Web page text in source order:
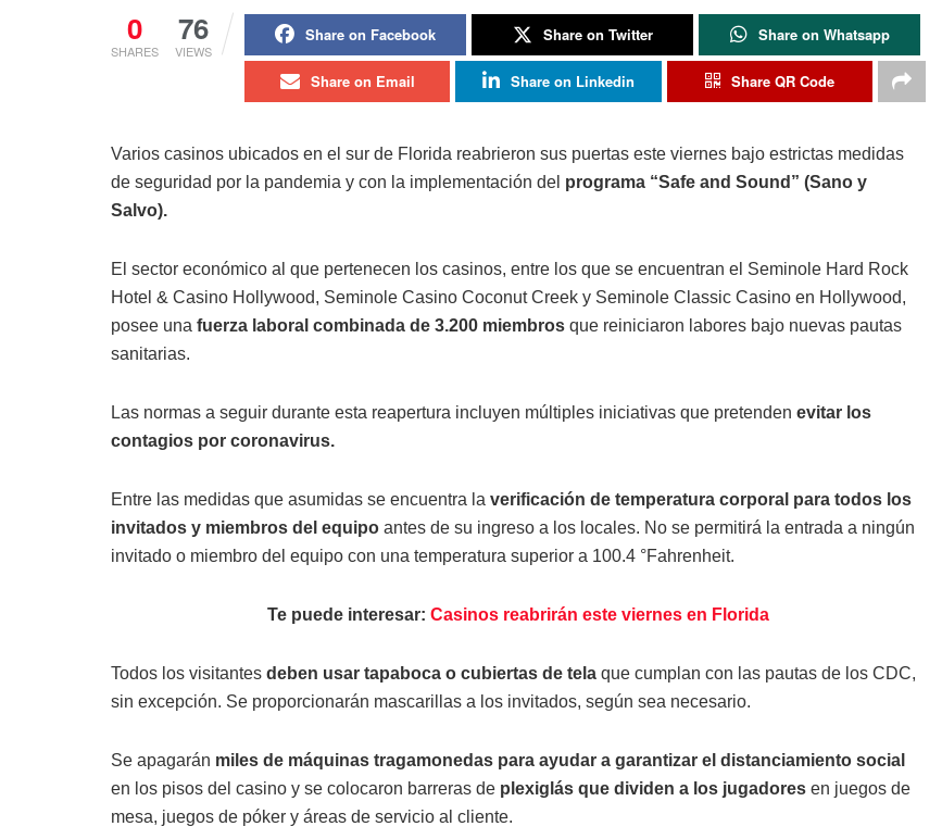
0
SHARES
76
VIEWS
Share on Facebook Share on Twitter Share on Whatsapp
Share on Email Share on Linkedin Share QR Code
Varios casinos ubicados en el sur de Florida reabrieron sus puertas este viernes bajo estrictas medidas
de seguridad por la pandemia y con la implementación del programa “Safe and Sound” (Sano y
Salvo).
El sector económico al que pertenecen los casinos, entre los que se encuentran el Seminole Hard Rock
Hotel & Casino Hollywood, Seminole Casino Coconut Creek y Seminole Classic Casino en Hollywood,
posee una fuerza laboral combinada de 3.200 miembros que reiniciaron labores bajo nuevas pautas
sanitarias.
Las normas a seguir durante esta reapertura incluyen múltiples iniciativas que pretenden evitar los
contagios por coronavirus.
Entre las medidas que asumidas se encuentra la verificación de temperatura corporal para todos los
invitados y miembros del equipo antes de su ingreso a los locales. No se permitirá la entrada a ningún
invitado o miembro del equipo con una temperatura superior a 100.4 °Fahrenheit.
Te puede interesar: Casinos reabrirán este viernes en Florida
Todos los visitantes deben usar tapaboca o cubiertas de tela que cumplan con las pautas de los CDC,
sin excepción. Se proporcionarán mascarillas a los invitados, según sea necesario.
Se apagarán miles de máquinas tragamonedas para ayudar a garantizar el distanciamiento social
en los pisos del casino y se colocaron barreras de plexiglás que dividen a los jugadores en juegos de
mesa, juegos de póker y áreas de servicio al cliente.